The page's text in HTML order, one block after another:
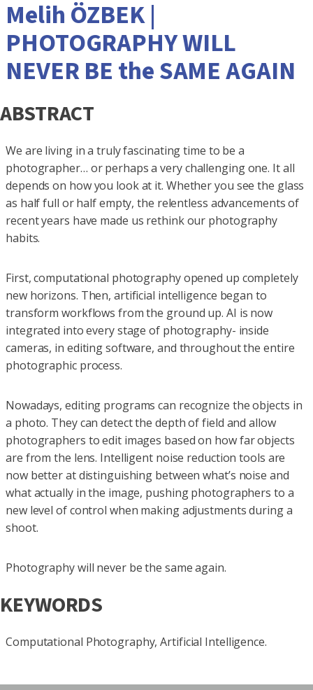
Melih ÖZBEK |
PHOTOGRAPHY WILL
NEVER BE the SAME AGAIN
ABSTRACT
We are living in a truly fascinating time to be a
photographer… or perhaps a very challenging one. It all
depends on how you look at it. Whether you see the glass
as half full or half empty, the relentless advancements of
recent years have made us rethink our photography
habits.
First, computational photography opened up completely
new horizons. Then, artificial intelligence began to
transform workflows from the ground up. AI is now
integrated into every stage of photography- inside
cameras, in editing software, and throughout the entire
photographic process.
Nowadays, editing programs can recognize the objects in
a photo. They can detect the depth of field and allow
photographers to edit images based on how far objects
are from the lens. Intelligent noise reduction tools are
now better at distinguishing between what’s noise and
what actually in the image, pushing photographers to a
new level of control when making adjustments during a
shoot.
Photography will never be the same again.
KEYWORDS
Computational Photography, Artificial Intelligence.